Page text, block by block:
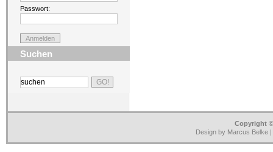
Passwort:
Suchen
Copyright
Design by Marcus Belke